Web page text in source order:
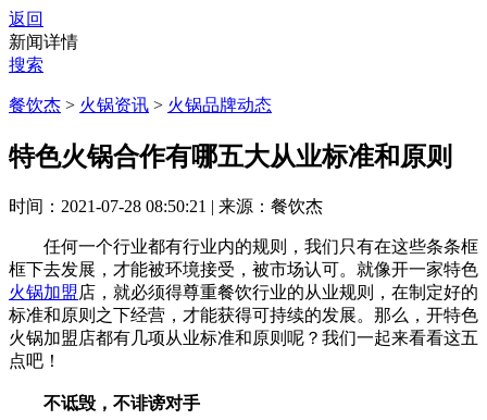
返回
新闻详情
搜索
餐饮杰 > 火锅资讯 > 火锅品牌动态
特色火锅合作有哪五大从业标准和原则
时间：2021-07-28 08:50:21 | 来源：餐饮杰
任何一个行业都有行业内的规则，我们只有在这些条条框
框下去发展，才能被环境接受，被市场认可。就像开一家特色
火锅加盟店，就必须得尊重餐饮行业的从业规则，在制定好的
标准和原则之下经营，才能获得可持续的发展。那么，开特色
火锅加盟店都有几项从业标准和原则呢？我们一起来看看这五
点吧！
不诋毁，不诽谤对手